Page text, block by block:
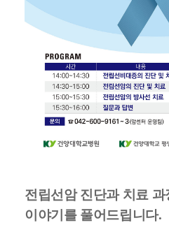
전립선암 진단과 치료
이야기를 풀어드립니다.